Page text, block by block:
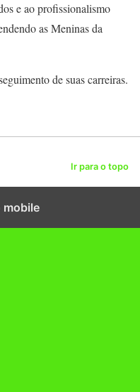
e ao profissionalismo
as Meninas da
de suas carreiras.
Ir para o topo
mobile